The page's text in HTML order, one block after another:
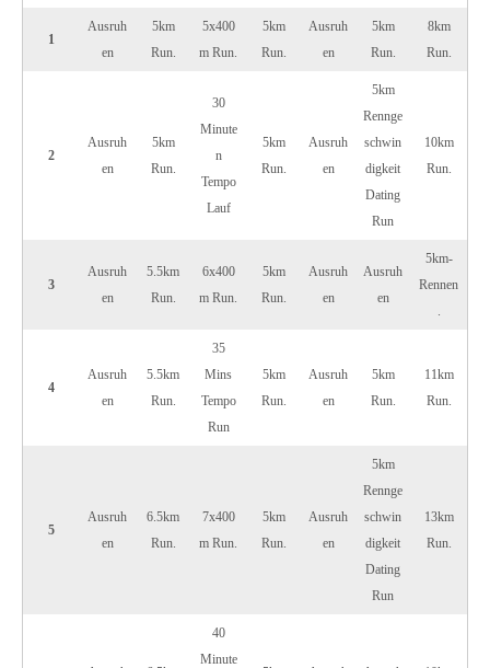
1
Ausruh
en
5km
Run.
5x400
m Run.
5km
Run.
Ausruh
en
5km
Run.
8km
Run.
2
Ausruh
en
5km
Run.
30
Minute
n
Tempo
Lauf
5km
Run.
Ausruh
en
5km
Rennge
schwin
digkeit
Dating
Run
10km
Run.
3
Ausruh
en
5.5km
Run.
6x400
m Run.
5km
Run.
Ausruh
en
Ausruh
en
5km-
Rennen
.
4
Ausruh
en
5.5km
Run.
35
Mins
Tempo
Run
5km
Run.
Ausruh
en
5km
Run.
11km
Run.
5
Ausruh
en
6.5km
Run.
7x400
m Run.
5km
Run.
Ausruh
en
5km
Rennge
schwin
digkeit
Dating
Run
13km
Run.
40
Minute